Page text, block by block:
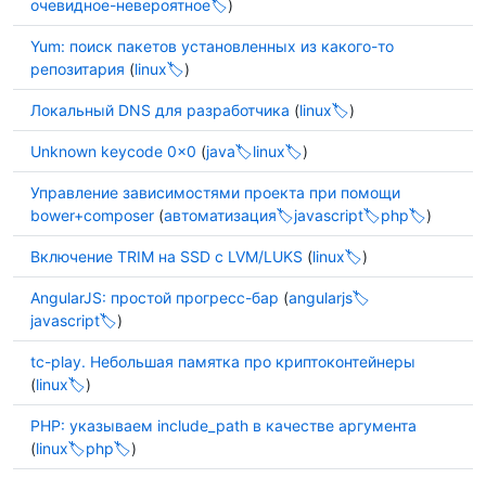
очевидное-невероятное
)
Yum: поиск пакетов установленных из какого-то
репозитария (linux )
Локальный DNS для разработчика (linux )
Unknown keycode 0x0 (java linux )
Управление зависимостями проекта при помощи
bower+composer (автоматизация javascript php )
Включение TRIM на SSD с LVM/LUKS (linux )
AngularJS: простой прогресс-бар (angularjs
javascript
)
tc-play. Небольшая памятка про криптоконтейнеры
(linux )
PHP: указываем include_path в качестве аргумента
(linux php )